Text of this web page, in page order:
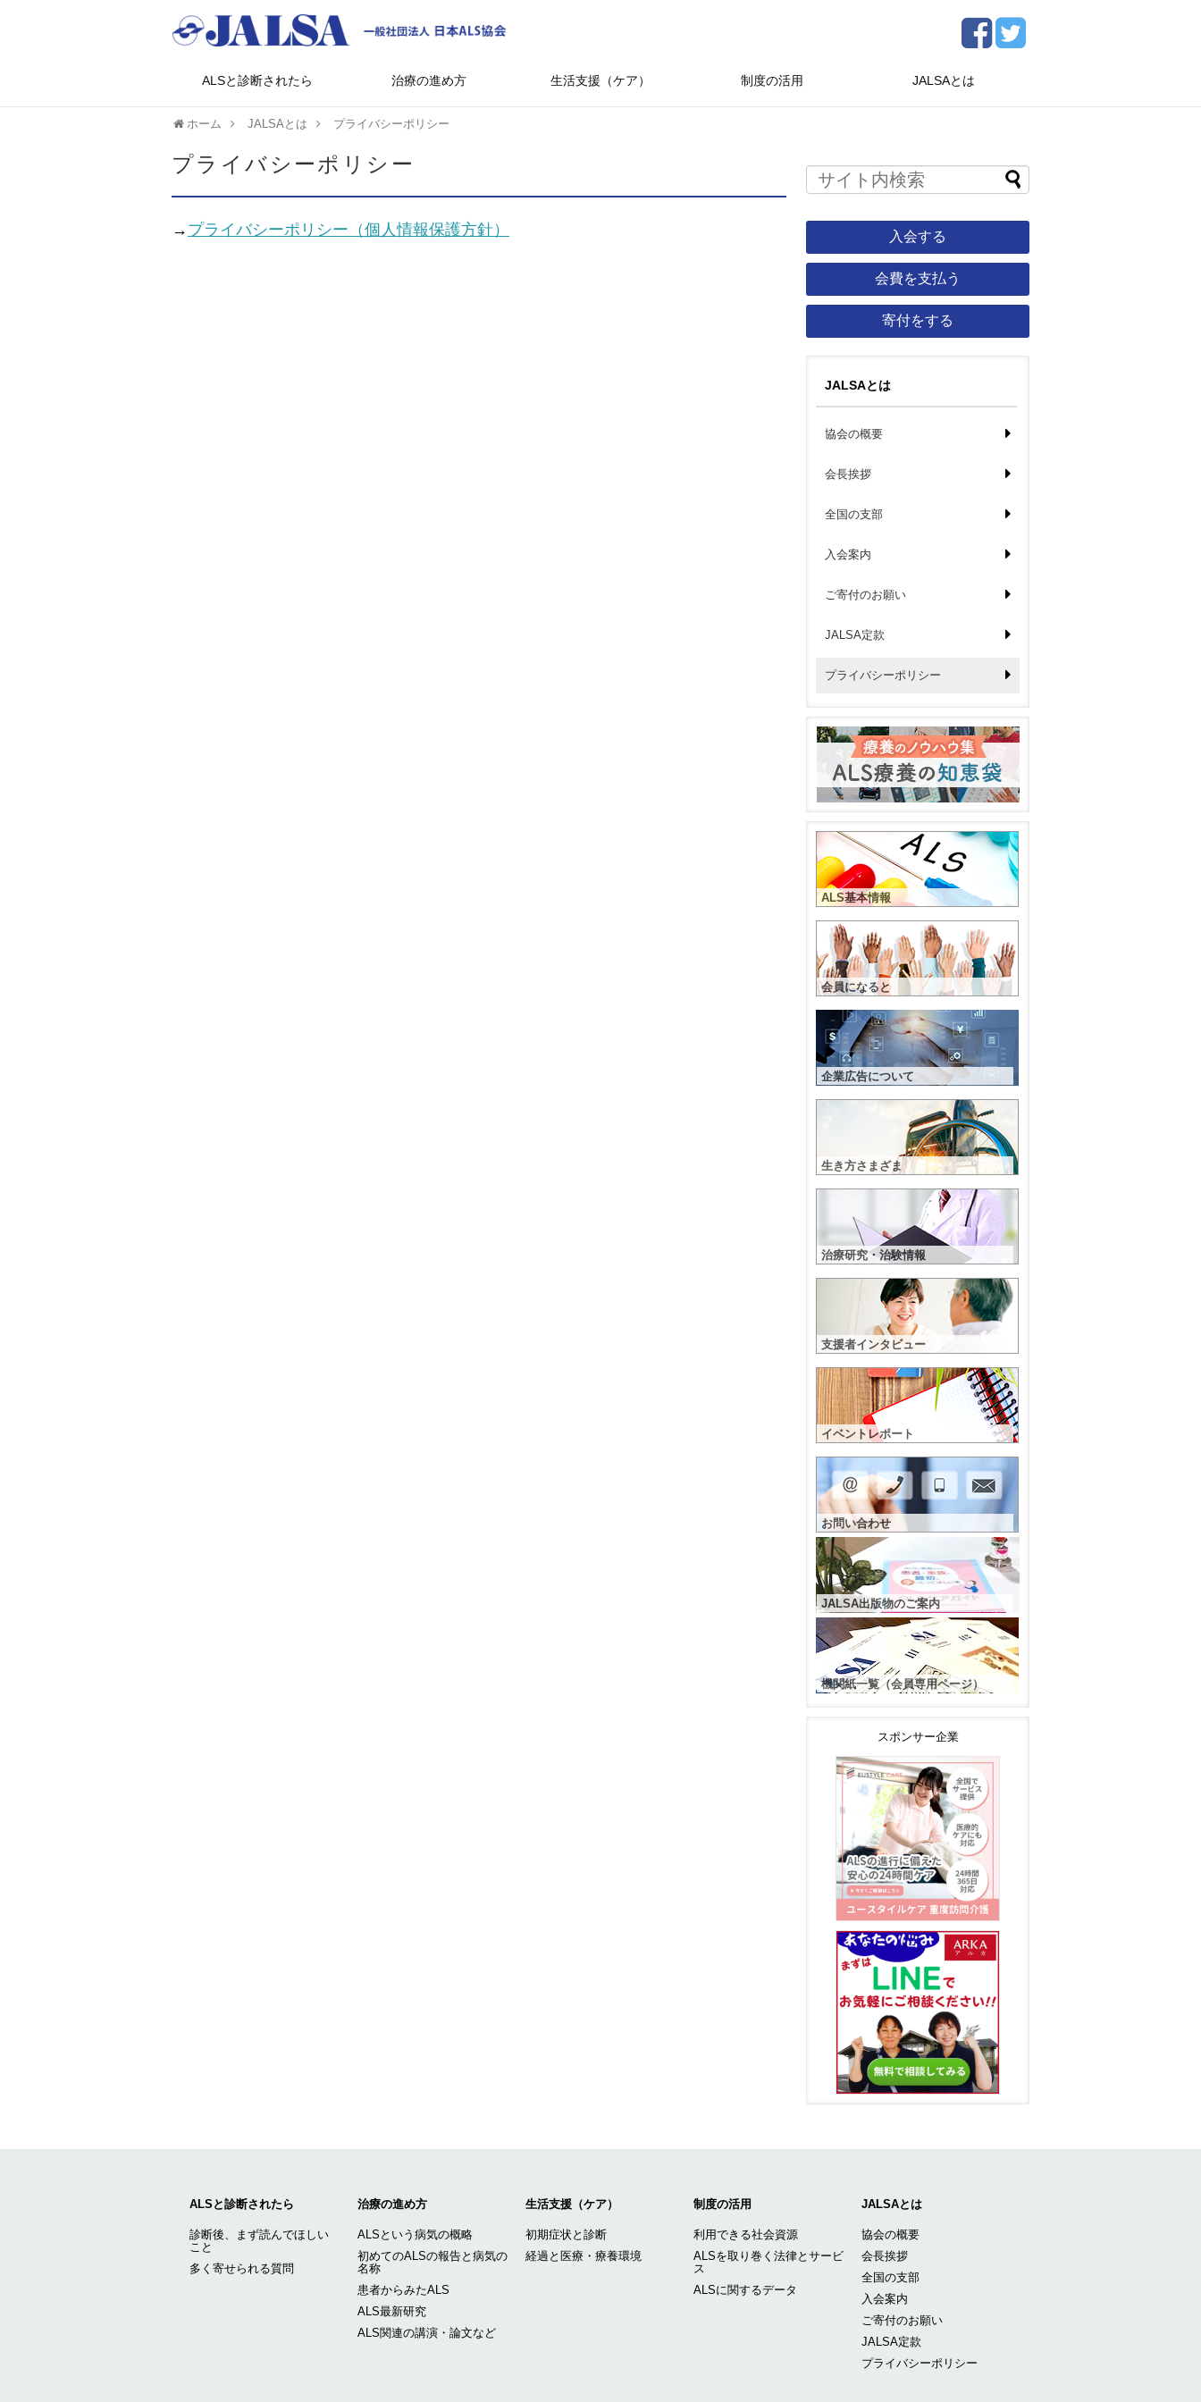
ALSと診断されたら 治療の進め方 生活支援（ケア） 制度の活用 JALSAとは
ホーム JALSAとは プライバシーポリシー
プライバシーポリシー
→ プライバシーポリシー（個人情報保護方針） 入会する
会費を支払う
寄付をする
JALSAとは
協会の概要
会長挨拶
全国の支部
入会案内
ご寄付のお願い
JALSA定款
プライバシーポリシー
ALS基本情報
会員になると
企業広告について
生き方さまざま
治療研究・治験情報
支援者インタビュー
イベントレポート
お問い合わせ
JALSA出版物のご案内
機関紙一覧（会員専用ページ）
スポンサー企業
ALSと診断されたら
診断後、まず読んでほしい
こと
多く寄せられる質問
治療の進め方
ALSという病気の概略
初めてのALSの報告と病気の
名称
患者からみたALS
ALS最新研究
ALS関連の講演・論文など
生活支援（ケア）
初期症状と診断
経過と医療・療養環境
制度の活用
利用できる社会資源
ALSを取り巻く法律とサービ
ス
ALSに関するデータ
JALSAとは
協会の概要
会長挨拶
全国の支部
入会案内
ご寄付のお願い
JALSA定款
プライバシーポリシー